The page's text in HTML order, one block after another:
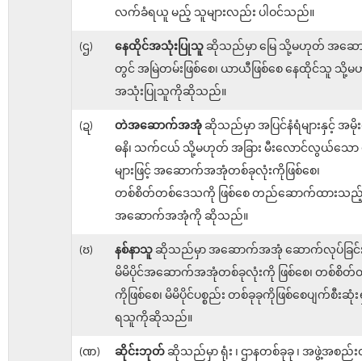
လက်ခံရယူ မည့် သူများလည်း ပါဝင်သည်။
(ဌ) နေထိုင်အသုံးပြုသူဆိုသည်မှာ မြေ သို့မဟုတ် အဆ
တွင် အမြဲတမ်းဖြစ်စေ၊ ယာယီဖြစ်စေ နေထိုင်သူ သို့
အသုံးပြုသူကိုဆိုသည်။
(ဍ) တဲအဆောက်အအုံ ဆိုသည်မှာ အပြင်နံရံများနှင့် အမိုး
ဓနိ၊ သက်ငယ် သို့မဟုတ် အခြား မီးလောင်လွယ်သော
များဖြင့် အဆောက်အအုံတစ်ခုလုံးကိုဖြစ်စေ၊
တစ်စိတ်တစ်ဒေသကို ဖြစ်စေ တည်ဆောက်ထားသ
အဆောက်အအုံကို ဆိုသည်။
(ၓ) နစ်နာသူဆိုသည်မှာ အဆောက်အအုံ ဆောက်လုပ်ခြင်း
မိမိပိုင်အဆောက်အအုံတစ်ခုလုံးကို ဖြစ်စေ၊ တစ်စိတ်
ကိုဖြစ်စေ၊ မိမိပိုင်ပစ္စည်း တစ်ခုခုကိုဖြစ်စေပျက်စီးဆုံးရှုံ
ရသူကိုဆိုသည်။
(ဏ) ဆိုင်းဘုတ်ဆိုသည်မှာ ရုံး ၊ ဌာနတစ်ခုခု ၊ အဖွဲ့အစည်